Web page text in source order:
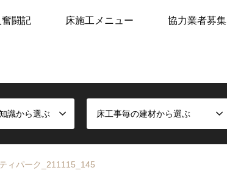
奮闘記 床施工メニュー 協力業者募集
識から選ぶ 床工事毎の建材から選ぶ
ィパーク_211115_145